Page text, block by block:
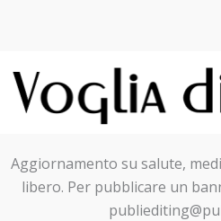
Aggiornamento su salute,
libero. Per pubblicare un